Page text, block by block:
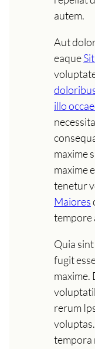
autem.
Aut
eaque
illo
maxime
maxime
tenetur
Maiores
tempore
Quia
fugit
maxime.
rerum
tempora